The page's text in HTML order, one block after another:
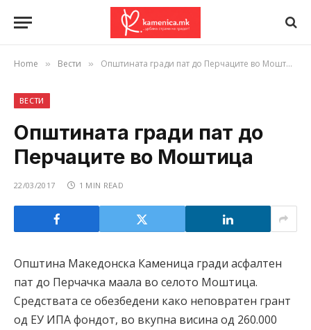
Home » Вести » Општината гради пат до Перчаците во Моштица
ВЕСТИ
Општината гради пат до
Перчаците во Моштица
22/03/2017 1 MIN READ
Општина Македонска Каменица гради асфалтен
пат до Перчачка маала во селото Моштица.
Средствата се обезбедени како неповратен грант
од ЕУ ИПА фондот, во вкупна висина од 260.000